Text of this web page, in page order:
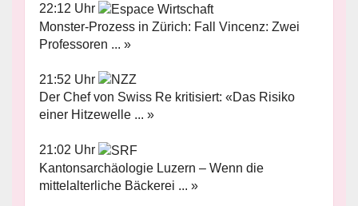
22:12 Uhr
Monster-Prozess in Zürich: Fall Vincenz: Zwei
Professoren ... »
21:52 Uhr
Der Chef von Swiss Re kritisiert: «Das Risiko
einer Hitzewelle ... »
21:02 Uhr
Kantonsarchäologie Luzern – Wenn die
mittelalterliche Bäckerei ... »